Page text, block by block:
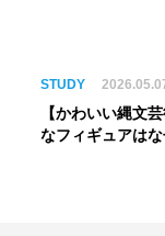
STUDY
【かわいい縄文
なフィギュアは